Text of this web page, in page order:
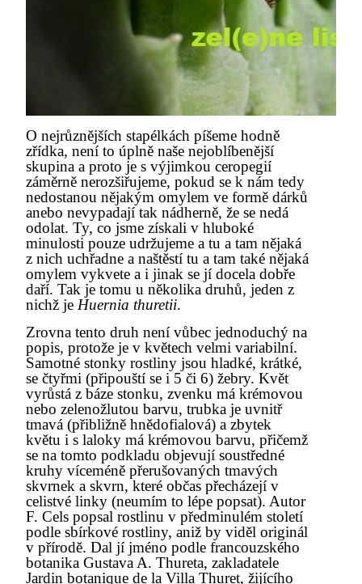
O nejrůznějších stapélkách píšeme hodně
zřídka, není to úplně naše nejoblíbenější
skupina a proto je s výjimkou ceropegií
záměrně nerozšiřujeme, pokud se k nám tedy
nedostanou nějakým omylem ve formě dárků
anebo nevypadají tak nádherně, že se nedá
odolat. Ty, co jsme získali v hluboké
minulosti pouze udržujeme a tu a tam nějaká
z nich uchřadne a naštěstí tu a tam také nějaká
omylem vykvete a i jinak se jí docela dobře
daří. Tak je tomu u několika druhů, jeden z
nichž je Huernia thuretii.
Zrovna tento druh není vůbec jednoduchý na
popis, protože je v květech velmi variabilní.
Samotné stonky rostliny jsou hladké, krátké,
se čtyřmi (připouští se i 5 či 6) žebry. Květ
vyrůstá z báze stonku, zvenku má krémovou
nebo zelenožlutou barvu, trubka je uvnitř
tmavá (přibližně hnědofialová) a zbytek
květu i s laloky má krémovou barvu, přičemž
se na tomto podkladu objevují soustředné
kruhy víceméně přerušovaných tmavých
skvrnek a skvrn, které občas přecházejí v
celistvé linky (neumím to lépe popsat). Autor
F. Cels popsal rostlinu v předminulém století
podle sbírkové rostliny, aniž by viděl originál
v přírodě. Dal jí jméno podle francouzského
botanika Gustava A. Thureta, zakladatele
Jardin botanique de la Villa Thuret, žijícího